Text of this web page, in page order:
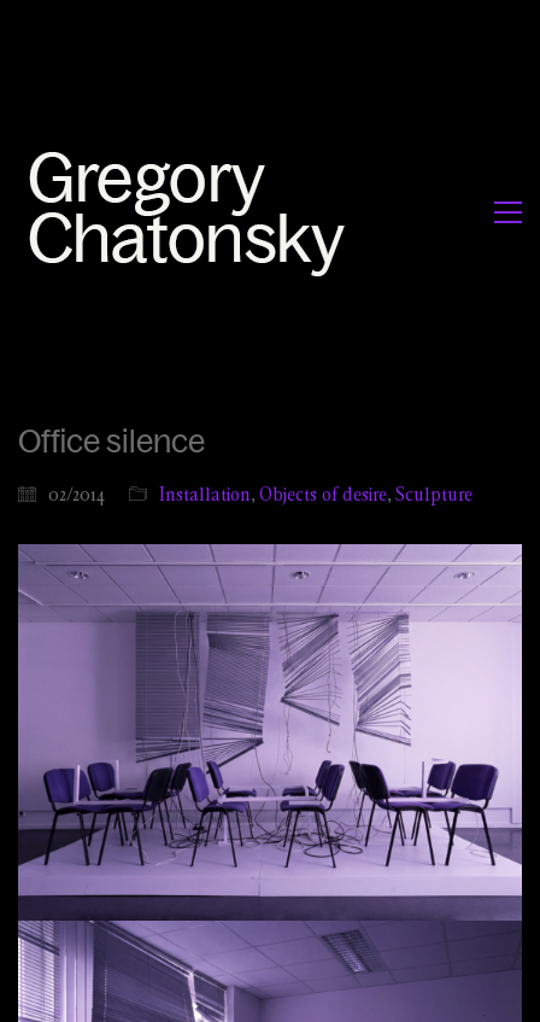
Office silence
02/2014 Installation, Objects of desire, Sculpture